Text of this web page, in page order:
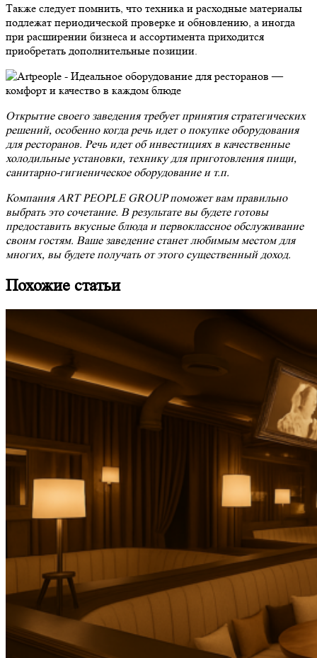
Также следует помнить, что техника и расходные материалы
подлежат периодической проверке и обновлению, а иногда
при расширении бизнеса и ассортимента приходится
приобретать дополнительные позиции.
Открытие своегозаведениятребует принятия стратегических
решений, особенно когда речь идет о покупке оборудования
для ресторанов. Речь идет об инвестициях в качественные
холодильные установки, технику для приготовления пищи,
санитарно-гигиеническое оборудованиеи т.п.
Компания ART PEOPLE GROUP поможет вам правильно
выбрать это сочетание. В результате вы будете готовы
предоставить вкусные блюда и первоклассное обслуживание
своим гостям. Ваше заведение станет любимым местом для
многих, вы будете получать от этого существенный доход.
Похожие статьи